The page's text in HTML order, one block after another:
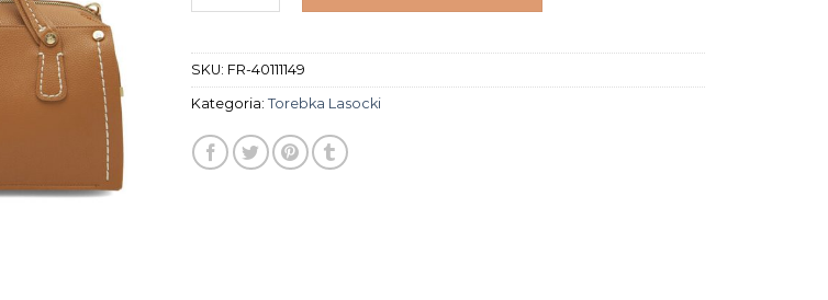
SKU: FR-40111149
Kategoria: Torebka Lasocki